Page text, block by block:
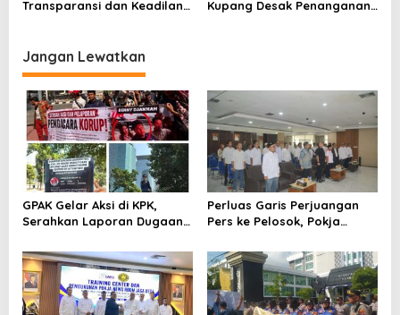
Transparansi dan Keadilan
Unkriswina Sumba
Kupang Desak Penanganan
Jangan Lewatkan
GPAK Gelar Aksi di KPK,
Serahkan Laporan Dugaan
Perluas Garis Perjuangan
Pers ke Pelosok, Pokja
Kabupaten/Kota Resmi
Dilantik